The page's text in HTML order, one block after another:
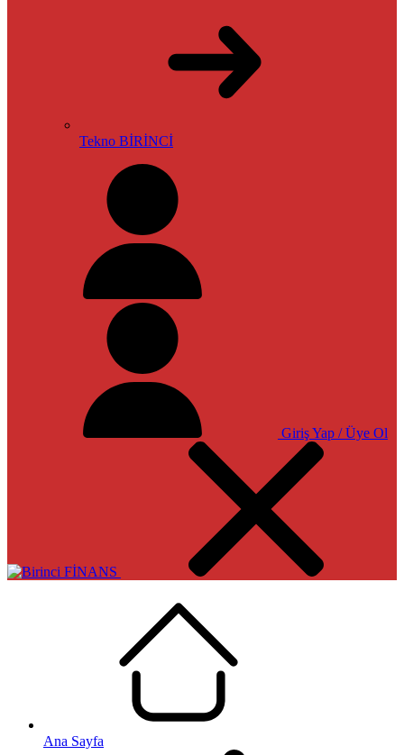
Tekno BİRİNCİ
Giriş Yap / Üye Ol
Ana Sayfa